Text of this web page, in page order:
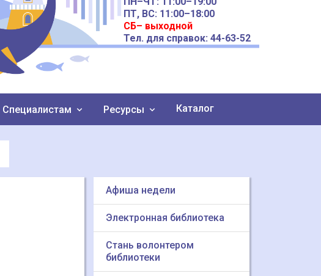
ПТ, ВС: 11:00–18:00
СБ– выходной
Тел. для справок: 44-63-52
Специалистам Ресурсы Каталог
Афиша недели
Электронная библиотека
Стань волонтером
библиотеки